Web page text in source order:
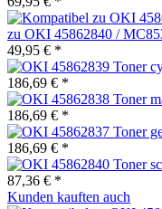
zu OKI 45862840 /
49,95 € *
186,69 € *
186,69 € *
186,69 € *
87,36 € *
Kunden kauften auch